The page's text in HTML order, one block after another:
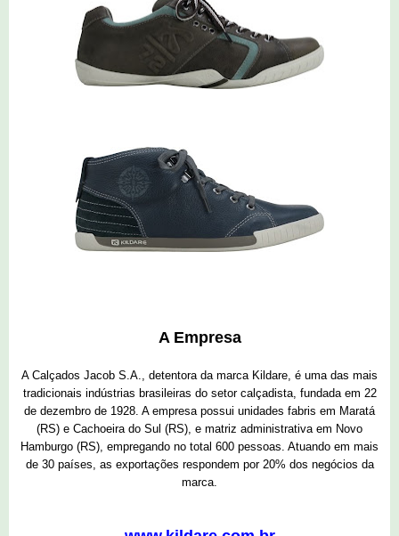
A Empresa
A Calçados Jacob S.A., detentora da marca Kildare, é uma das mais
tradicionais indústrias brasileiras do setor calçadista, fundada em 22
de dezembro de 1928. A empresa possui unidades fabris em Maratá
(RS) e Cachoeira do Sul (RS), e matriz administrativa em Novo
Hamburgo (RS), empregando no total 600 pessoas. Atuando em mais
de 30 países, as exportações respondem por 20% dos negócios da
marca.